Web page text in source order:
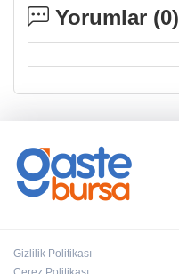
Yorumlar (0)
Gizlilik Politikası